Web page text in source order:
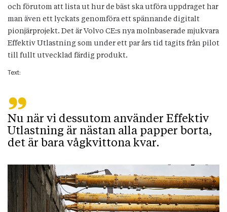
och förutom att lista ut hur de bäst ska utföra uppdraget har
man även ett lyckats genomföra ett spännande digitalt
pionjärprojekt. Det är Volvo CE:s nya molnbaserade mjukvara
Effektiv Utlastning som under ett par års tid tagits från pilot
till fullt utvecklad färdig produkt.
Text:
”
Nu när vi dessutom använder Effektiv
Utlastning är nästan alla papper borta,
det är bara vågkvittona kvar.